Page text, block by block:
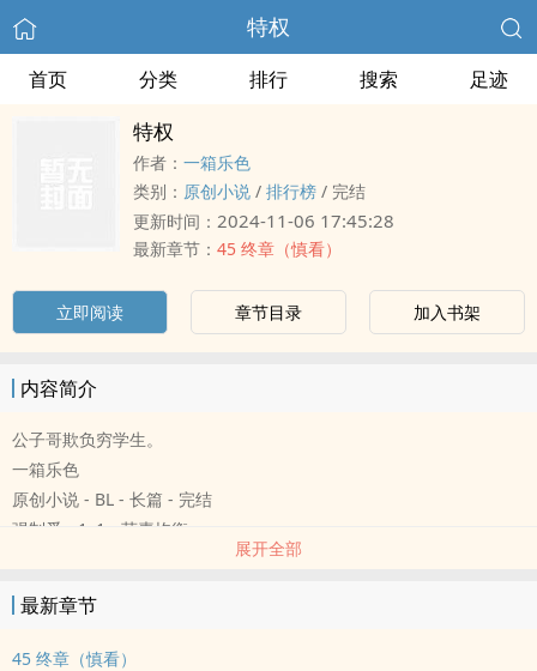
特权
首页 分类 排行 搜索 足迹
特权
作者： 一箱乐色
类别： 原创小说 / 排行榜 / 完结
更新时间： 2024-11-06 17:45:28
最新章节： 45 终章（慎看）
立即阅读 章节目录 加入书架
内容简介
公子哥欺负穷学生。
一箱乐色
原创小说 - BL - 长篇 - 完结
强制爱 - ‍‌1‎‌‌v‌1‎ - 荤素均衡
好学生学习好，性格好就是家境不太好。
公子哥啥都坏，就是家境不坏。
展开全部
最新章节
45 终章（慎看）